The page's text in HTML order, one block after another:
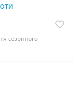
сезонного